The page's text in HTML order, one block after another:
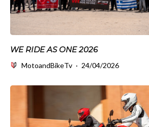
WE RIDE AS ONE 2026
MotoandBikeTv · 24/04/2026